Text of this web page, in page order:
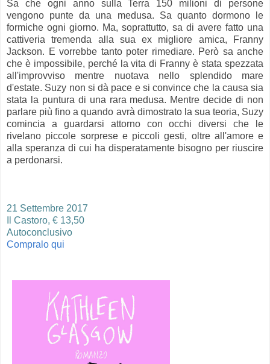
Sa che ogni anno sulla Terra 150 milioni di persone
vengono punte da una medusa. Sa quanto dormono le
formiche ogni giorno. Ma, soprattutto, sa di avere fatto una
cattiveria tremenda alla sua ex migliore amica, Franny
Jackson. E vorrebbe tanto poter rimediare. Però sa anche
che è impossibile, perché la vita di Franny è stata spezzata
all'improvviso mentre nuotava nello splendido mare
d'estate. Suzy non si dà pace e si convince che la causa sia
stata la puntura di una rara medusa. Mentre decide di non
parlare più fino a quando avrà dimostrato la sua teoria, Suzy
comincia a guardarsi attorno con occhi diversi che le
rivelano piccole sorprese e piccoli gesti, oltre all'amore e
alla speranza di cui ha disperatamente bisogno per riuscire
a perdonarsi.
21 Settembre 2017
Il Castoro, € 13,50
Autoconclusivo
Compralo qui